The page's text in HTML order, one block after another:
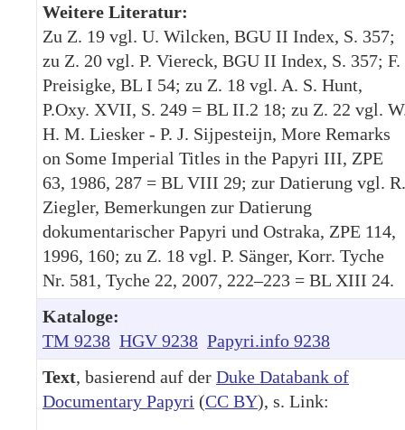
Weitere Literatur:
Zu Z. 19 vgl. U. Wilcken, BGU II Index, S. 357;
zu Z. 20 vgl. P. Viereck, BGU II Index, S. 357; F.
Preisigke, BL I 54; zu Z. 18 vgl. A. S. Hunt,
P.Oxy. XVII, S. 249 = BL II.2 18; zu Z. 22 vgl.
H. M. Liesker - P. J. Sijpesteijn, More Remarks
on Some Imperial Titles in the Papyri III, ZPE
63, 1986, 287 = BL VIII 29; zur Datierung vgl. R.
Ziegler, Bemerkungen zur Datierung
dokumentarischer Papyri und Ostraka, ZPE 114,
1996, 160; zu Z. 18 vgl. P. Sänger, Korr. Tyche
Nr. 581, Tyche 22, 2007, 222–223 = BL XIII 24.
Kataloge:
TM 9238 HGV 9238 Papyri.info 9238
Text, basierend auf der Duke Databank of
Documentary Papyri (CC BY), s. Link: